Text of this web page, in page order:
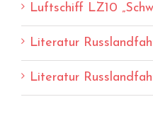
Luftschiff LZ10
Literatur
Literatur